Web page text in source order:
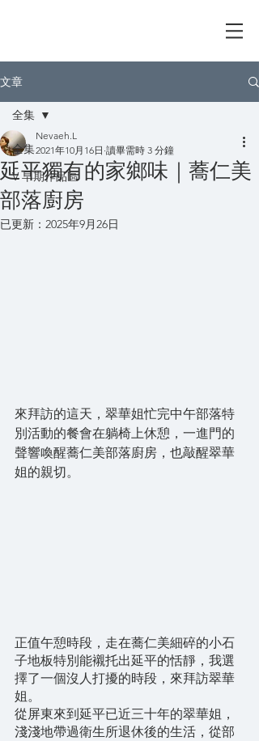
文章
全集
V 早期作品區
全集
延平獨有的家鄉味｜蕎仁美
部落廚房
Nevaeh.L
2021年10月16日 讀畢需時 3 分鐘
已更新： 2025年9月26日
來拜訪的這天，翠華姐忙完中午部落特
別活動的餐會在躺椅上休憩，一進門的
聲響喚醒蕎仁美部落廚房，也敲醒翠華
姐的親切。
正值午憩時段，走在蕎仁美細碎的小石
子地板特別能襯托出延平的恬靜，我選
擇了一個沒人打擾的時段，來拜訪翠華
姐。
從屏東來到延平已近三十年的翠華姐，
淺淺地帶過衛生所退休後的生活，從部